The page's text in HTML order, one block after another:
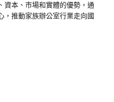
資本、市場和實體的優勢，通
，推動家族辦公室行業走向國